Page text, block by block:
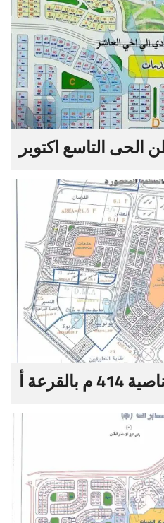
الحى التاسع اكتوبر
بالقرعة أ